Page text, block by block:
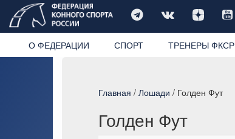
О ФЕДЕРАЦИИ СПОРТ ТРЕНЕРЫ ФКСР
Главная / Лошади / Голден Фут
Голден Фут